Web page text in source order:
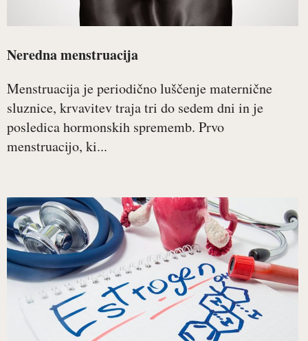
Neredna menstruacija
Menstruacija je periodično luščenje maternične
sluznice, krvavitev traja tri do sedem dni in je
posledica hormonskih sprememb. Prvo
menstruacijo, ki...